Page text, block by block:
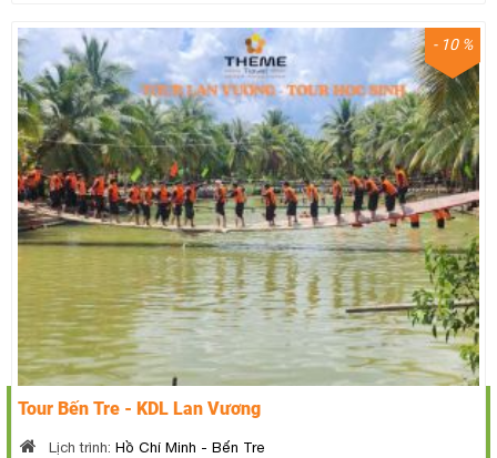
- 10 %
Tour Bến Tre - KDL Lan Vương
Lịch trình: Hồ Chí Minh - Bến Tre